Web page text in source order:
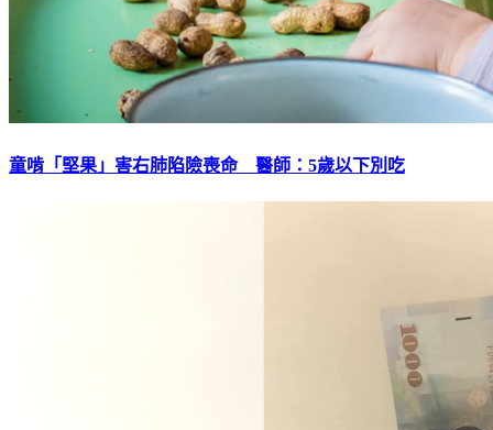
童啃「堅果」害右肺陷險喪命 醫師：5歲以下別吃